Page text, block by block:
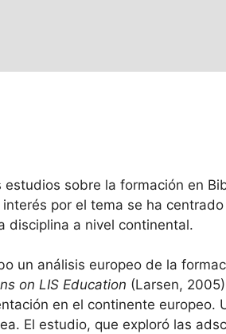
sobre la formación en
por el tema se ha
disciplina a nivel continental.
un análisis europeo de la
on LIS Education (Larsen,
en el continente
El estudio, que exploró las